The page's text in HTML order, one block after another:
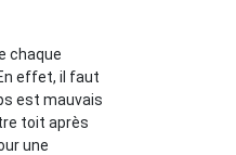
chaque
effet, il faut
est mauvais
toit après
une